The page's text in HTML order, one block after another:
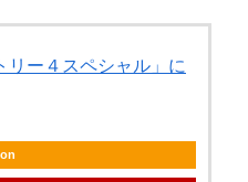
リー４スペシャル」に